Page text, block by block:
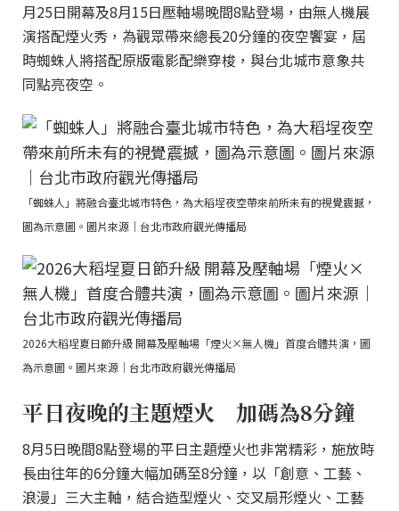
月25日開幕及8月15日壓軸場晚間8點登場，由無人機展
演搭配煙火秀，為觀眾帶來總長20分鐘的夜空饗宴，屆
時蜘蛛人將搭配原版電影配樂穿梭，與台北城市意象共
同點亮夜空。
「蜘蛛人」將融合臺北城市特色，為大稻埕夜空帶來前所未有的視覺震撼，
圖為示意圖。圖片來源｜台北市政府觀光傳播局
2026大稻埕夏日節升級 開幕及壓軸場「煙火×無人機」首度合體共演，圖
為示意圖。圖片來源｜台北市政府觀光傳播局
平日夜晚的主題煙火 加碼為8分鐘
8月5日晚間8點登場的平日主題煙火也非常精彩，施放時
長由往年的6分鐘大幅加碼至8分鐘，以「創意、工藝、
浪漫」三大主軸，結合造型煙火、交叉扇形煙火、工藝